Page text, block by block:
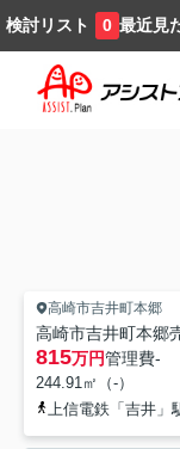
検討リスト 0 最近見
高崎市吉井町本郷
高崎市吉井町本郷
815万円管理費-
244.91㎡（-）
上信電鉄「吉井」